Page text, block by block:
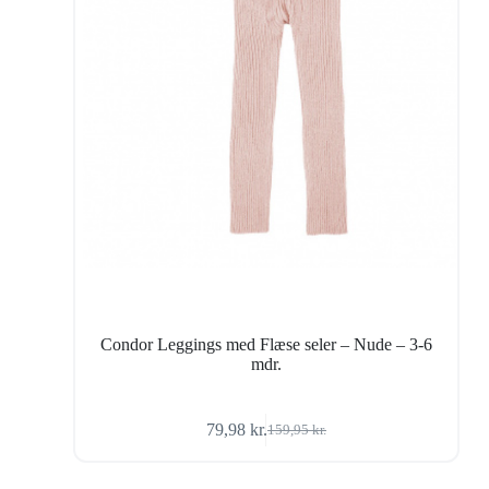
Condor Leggings med Flæse seler – Nude – 3-6
mdr.
159,95kr.
Den
79,98 kr.Den